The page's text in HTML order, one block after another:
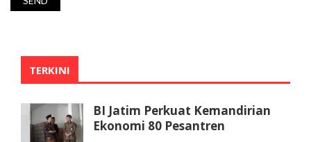
TERKINI
BI Jatim Perkuat Kemandirian
Ekonomi 80 Pesantren